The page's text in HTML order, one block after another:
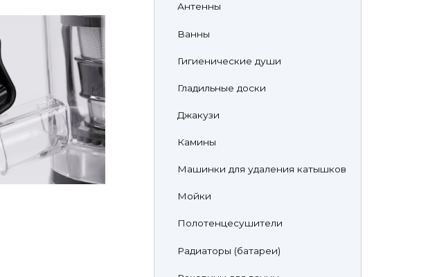
Антенны
Ванны
Гигиенические души
Гладильные доски
Джакузи
Камины
Машинки для удаления катышков
Мойки
Полотенцесушители
Радиаторы (батареи)